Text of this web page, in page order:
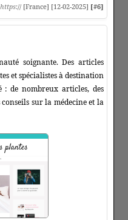
https:// [France] [12-02-2025] [#6]
soignante. Des articles
et spécialistes à destination
: de nombreux articles, des
sur la médecine et la